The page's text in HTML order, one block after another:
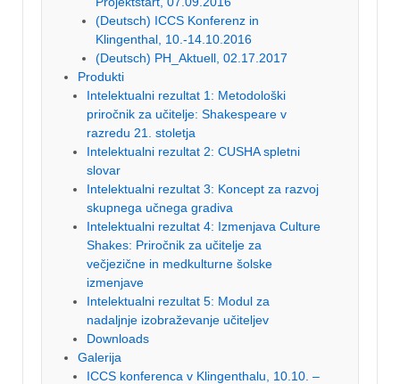
(Deutsch) ICCS Konferenz in
Klingenthal, 10.-14.10.2016
(Deutsch) PH_Aktuell, 02.17.2017
Produkti
Intelektualni rezultat 1: Metodološki
priročnik za učitelje: Shakespeare v
razredu 21. stoletja
Intelektualni rezultat 2: CUSHA spletni
slovar
Intelektualni rezultat 3: Koncept za razvoj
skupnega učnega gradiva
Intelektualni rezultat 4: Izmenjava Culture
Shakes: Priročnik za učitelje za
večjezične in medkulturne šolske
izmenjave
Intelektualni rezultat 5: Modul za
nadaljnje izobraževanje učiteljev
Downloads
Galerija
ICCS konferenca v Klingenthalu, 10.10. –